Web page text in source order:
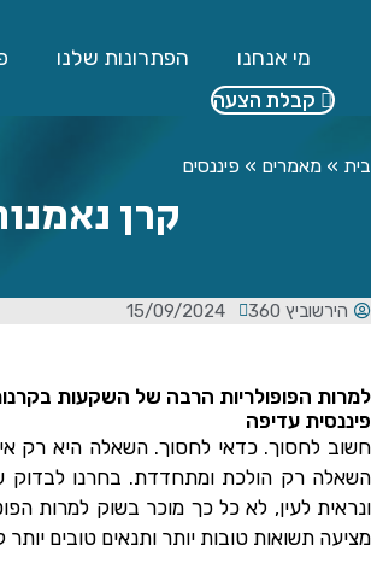
מי אנחנו הפתרונות שלנו
קבלת הצעה
בית » מאמרים » פיננסים
קרן
הירשוביץ 360 15/09/2024
פיננסית עדיפה
חשוב לחסוך. כדאי לחסוך. השאלה היא רק
השאלה רק הולכת ומתחדדת. בחרנו לבדוק
ונראית לעין, לא כל כך מוכר בשוק למרות
מציעה תשואות טובות יותר ותנאים טובים